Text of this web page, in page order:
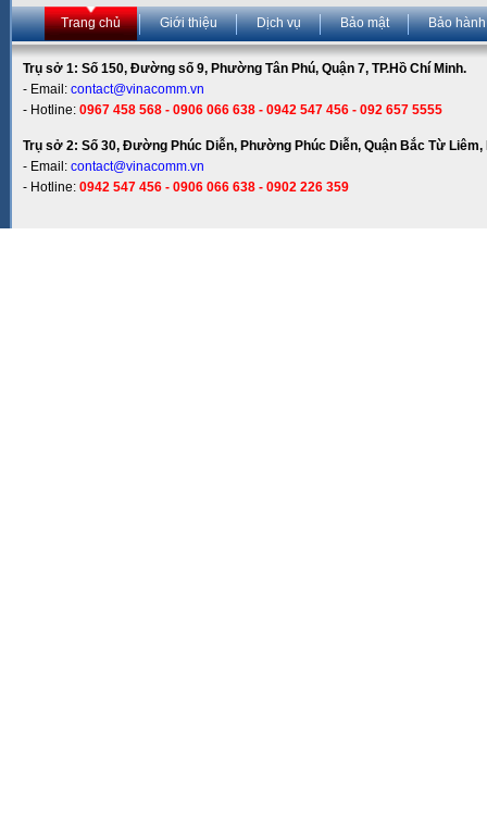
Trang chủ Giới thiệu Dịch vụ Bảo mật Bảo hành
Trụ sở 1: Số 150, Đường số 9, Phường Tân Phú, Quận 7, TP.Hồ Chí Minh.
- Email: contact@vinacomm.vn
- Hotline: 0967 458 568 - 0906 066 638 - 0942 547 456 - 092 657 5555
Trụ sở 2: Số 30, Đường Phúc Diễn, Phường Phúc Diễn, Quận Bắc Từ Liêm,
- Email: contact@vinacomm.vn
- Hotline: 0942 547 456 - 0906 066 638 - 0902 226 359